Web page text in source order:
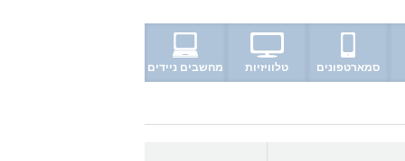
סמארטפונים טלוויזיות מחשבים ניידים